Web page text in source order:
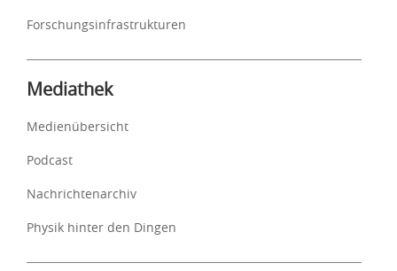
Forschungsinfrastrukturen
Mediathek
Medienübersicht
Podcast
Nachrichtenarchiv
Physik hinter den Dingen